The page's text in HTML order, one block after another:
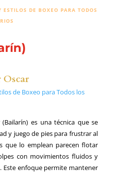
ESTILOS DE BOXEO PARA TODOS
Oscar
de Boxeo para Todos los
es una técnica que se
y juego de pies para frustrar al
que lo emplean parecen flotar
con movimientos fluidos y
Este enfoque permite mantener